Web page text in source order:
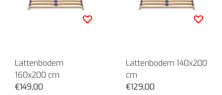
Lattenbodem
160x200 cm
€149,00
Lattenbodem 140x200
cm
€129,00